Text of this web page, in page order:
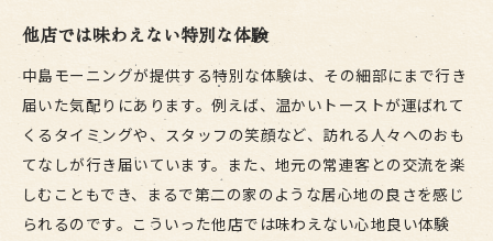
他店では味わえない特別な体験
中島モーニングが提供する特別な体験は、その細部にまで行き
届いた気配りにあります。例えば、温かいトーストが運ばれて
くるタイミングや、スタッフの笑顔など、訪れる人々へのおも
てなしが行き届いています。また、地元の常連客との交流を楽
しむこともでき、まるで第二の家のような居心地の良さを感じ
られるのです。こういった他店では味わえない心地良い体験